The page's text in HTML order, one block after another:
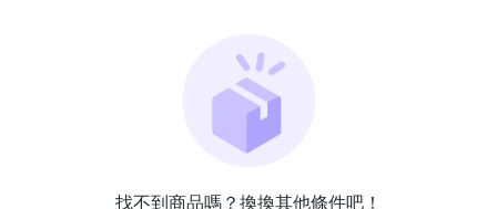
找不到商品嗎？換換其他條件吧！